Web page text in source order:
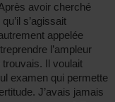
avoir cherché
s’agissait
appelée
l’ampleur
Il voulait
examen qui permette
J’avais jamais